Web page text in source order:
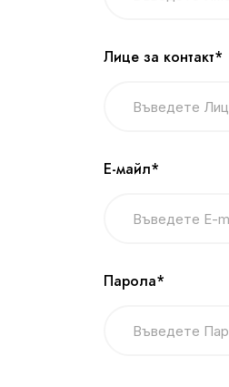
Лице за контакт*
Е-майл*
Парола*